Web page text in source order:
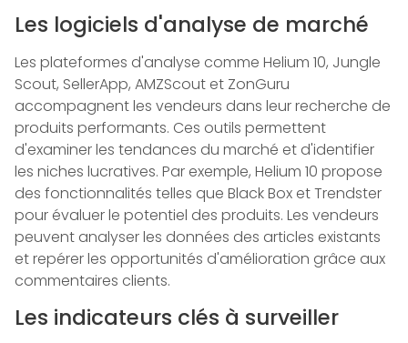
Les logiciels d'analyse de marché
Les plateformes d'analyse comme Helium 10, Jungle
Scout, SellerApp, AMZScout et ZonGuru
accompagnent les vendeurs dans leur recherche de
produits performants. Ces outils permettent
d'examiner les tendances du marché et d'identifier
les niches lucratives. Par exemple, Helium 10 propose
des fonctionnalités telles que Black Box et Trendster
pour évaluer le potentiel des produits. Les vendeurs
peuvent analyser les données des articles existants
et repérer les opportunités d'amélioration grâce aux
commentaires clients.
Les indicateurs clés à surveiller